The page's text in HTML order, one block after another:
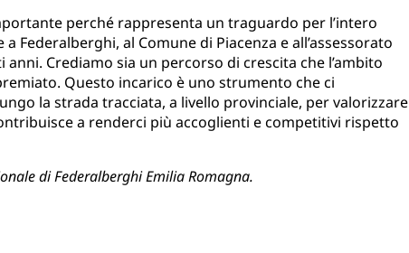
perché rappresenta un traguardo per l’intero
Federalberghi, al Comune di Piacenza e all’assessorato
Crediamo sia un percorso di crescita che l’ambito
Questo incarico è uno strumento che ci
la strada tracciata, a livello provinciale, per valorizzare
a renderci più accoglienti e competitivi rispetto
di Federalberghi Emilia Romagna.